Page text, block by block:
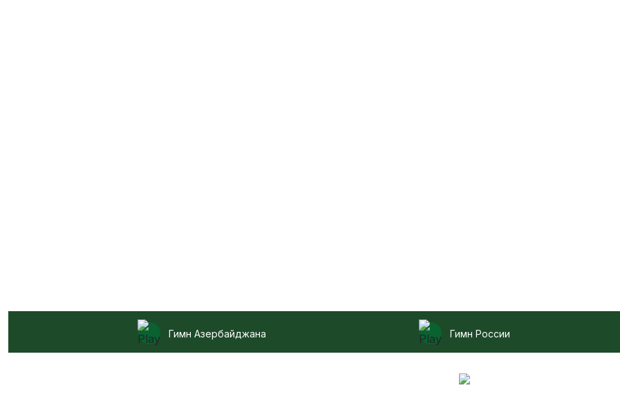
Гимн Азербайджана Гимн России